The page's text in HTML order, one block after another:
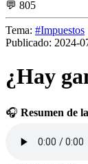
💬 805
Tema: #Impuestos
Publicado: 2024-
¿Hay
🎧 Resumen de